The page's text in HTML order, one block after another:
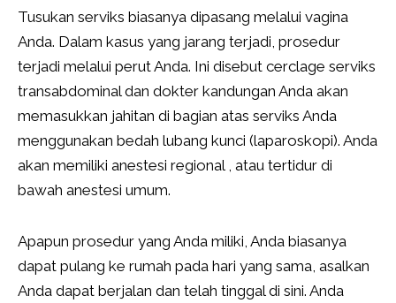
Tusukan serviks biasanya dipasang melalui vagina
Anda. Dalam kasus yang jarang terjadi, prosedur
terjadi melalui perut Anda. Ini disebut cerclage serviks
transabdominal dan dokter kandungan Anda akan
memasukkan jahitan di bagian atas serviks Anda
menggunakan bedah lubang kunci (laparoskopi). Anda
akan memiliki anestesi regional , atau tertidur di
bawah anestesi umum.
Apapun prosedur yang Anda miliki, Anda biasanya
dapat pulang ke rumah pada hari yang sama, asalkan
Anda dapat berjalan dan telah tinggal di sini. Anda